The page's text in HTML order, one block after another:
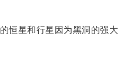
星和行星因为黑洞的强大